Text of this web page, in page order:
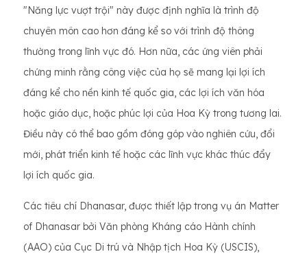
"Năng lực vượt trội" này được định nghĩa là trình độ
chuyên môn cao hơn đáng kể so với trình độ thông
thường trong lĩnh vực đó. Hơn nữa, các ứng viên phải
chứng minh rằng công việc của họ sẽ mang lại lợi ích
đáng kể cho nền kinh tế quốc gia, các lợi ích văn hóa
hoặc giáo dục, hoặc phúc lợi của Hoa Kỳ trong tương lai.
Điều này có thể bao gồm đóng góp vào nghiên cứu, đổi
mới, phát triển kinh tế hoặc các lĩnh vực khác thúc đẩy
lợi ích quốc gia.
Các tiêu chí Dhanasar, được thiết lập trong vụ án Matter
of Dhanasar bởi Văn phòng Kháng cáo Hành chính
(AAO) của Cục Di trú và Nhập tịch Hoa Kỳ (USCIS),